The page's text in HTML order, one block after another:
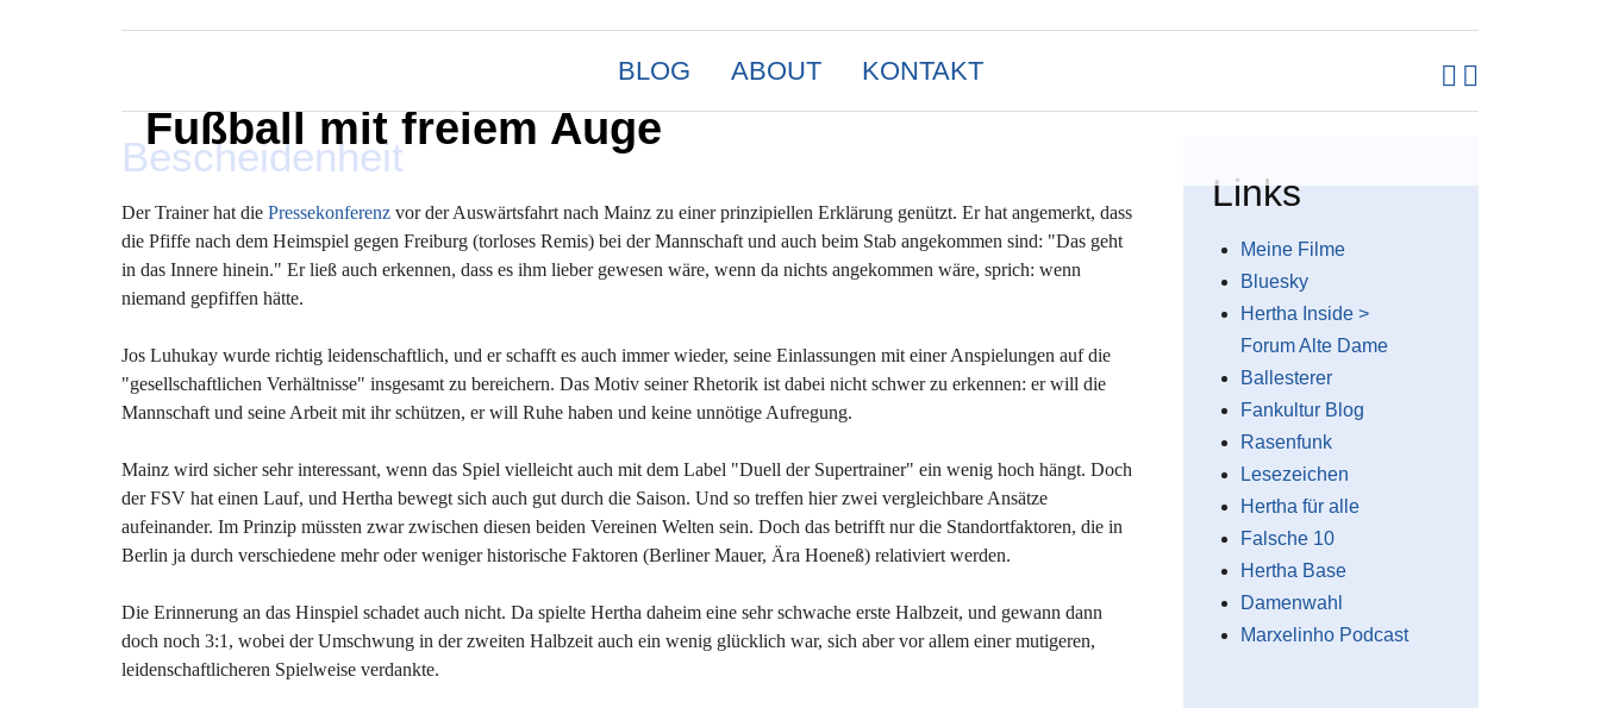
Fußball mit freiem Auge
BLOG ABOUT KONTAKT
Bescheidenheit
Der Trainer hat die Pressekonferenz vor der Auswärtsfahrt nach Mainz zu einer prinzipiellen Erklärung genützt. Er hat angemerkt, dass
die Pfiffe nach dem Heimspiel gegen Freiburg (torloses Remis) bei der Mannschaft und auch beim Stab angekommen sind: "Das geht
in das Innere hinein." Er ließ auch erkennen, dass es ihm lieber gewesen wäre, wenn da nichts angekommen wäre, sprich: wenn
niemand gepfiffen hätte.
Jos Luhukay wurde richtig leidenschaftlich, und er schafft es auch immer wieder, seine Einlassungen mit einer Anspielungen auf die
"gesellschaftlichen Verhältnisse" insgesamt zu bereichern. Das Motiv seiner Rhetorik ist dabei nicht schwer zu erkennen: er will die
Mannschaft und seine Arbeit mit ihr schützen, er will Ruhe haben und keine unnötige Aufregung.
Mainz wird sicher sehr interessant, wenn das Spiel vielleicht auch mit dem Label "Duell der Supertrainer" ein wenig hoch hängt. Doch
der FSV hat einen Lauf, und Hertha bewegt sich auch gut durch die Saison. Und so treffen hier zwei vergleichbare Ansätze
aufeinander. Im Prinzip müssten zwar zwischen diesen beiden Vereinen Welten sein. Doch das betrifft nur die Standortfaktoren, die in
Berlin ja durch verschiedene mehr oder weniger historische Faktoren (Berliner Mauer, Ära Hoeneß) relativiert werden.
Die Erinnerung an das Hinspiel schadet auch nicht. Da spielte Hertha daheim eine sehr schwache erste Halbzeit, und gewann dann
doch noch 3:1, wobei der Umschwung in der zweiten Halbzeit auch ein wenig glücklich war, sich aber vor allem einer mutigeren,
leidenschaftlicheren Spielweise verdankte.
Links
Meine Filme
Bluesky
Hertha Inside >
Forum Alte Dame
Ballesterer
Fankultur Blog
Rasenfunk
Lesezeichen
Hertha für alle
Falsche 10
Hertha Base
Damenwahl
Marxelinho Podcast